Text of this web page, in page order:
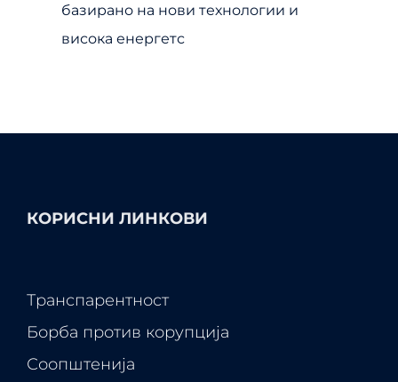
базирано на нови технологии и
висока енергетс
КОРИСНИ ЛИНКОВИ
Транспарентност
Борба против корупција
Соопштенија